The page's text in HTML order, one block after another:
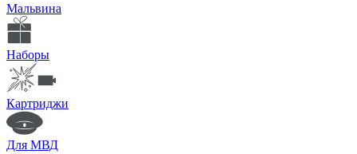
Мальвина
Наборы
Картриджи
Для МВД